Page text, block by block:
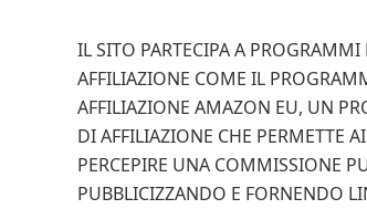
IL SITO PARTECIPA A PROGRAMMI
AFFILIAZIONE COME IL
AFFILIAZIONE AMAZON EU, UN
DI AFFILIAZIONE CHE PERMETTE
PERCEPIRE UNA COMMISSIONE
PUBBLICIZZANDO E FORNENDO